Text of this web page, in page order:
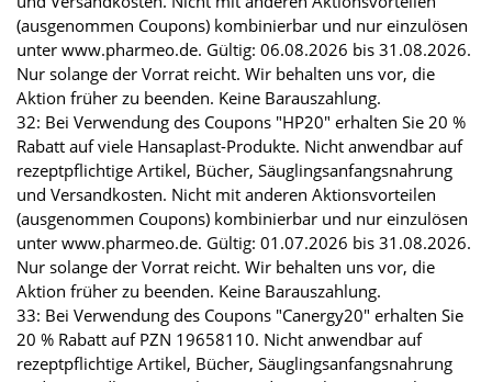
(ausgenommen Coupons) kombinierbar und nur einzulösen
unter www.pharmeo.de. Gültig: 06.08.2026 bis 31.08.2026.
Nur solange der Vorrat reicht. Wir behalten uns vor, die
Aktion früher zu beenden. Keine Barauszahlung.
32: Bei Verwendung des Coupons "HP20" erhalten Sie 20 %
Rabatt auf viele Hansaplast-Produkte. Nicht anwendbar auf
rezeptpflichtige Artikel, Bücher, Säuglingsanfangsnahrung
und Versandkosten. Nicht mit anderen Aktionsvorteilen
(ausgenommen Coupons) kombinierbar und nur einzulösen
unter www.pharmeo.de. Gültig: 01.07.2026 bis 31.08.2026.
Nur solange der Vorrat reicht. Wir behalten uns vor, die
Aktion früher zu beenden. Keine Barauszahlung.
33: Bei Verwendung des Coupons "Canergy20" erhalten Sie
20 % Rabatt auf PZN 19658110. Nicht anwendbar auf
rezeptpflichtige Artikel, Bücher, Säuglingsanfangsnahrung